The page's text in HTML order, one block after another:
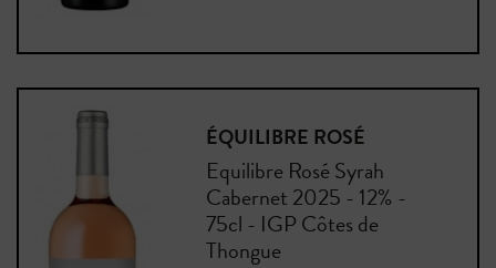
ÉQUILIBRE ROSÉ
Equilibre Rosé Syrah
Cabernet 2025 - 12% -
75cl - IGP Côtes de
Thongue